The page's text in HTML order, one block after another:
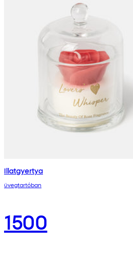
Illatgyertya
üvegtartóban
1500